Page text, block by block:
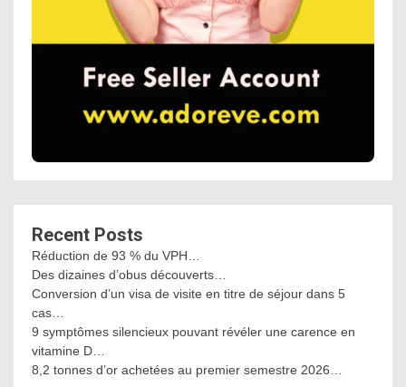
Recent Posts
Réduction de 93 % du VPH…
Des dizaines d’obus découverts…
Conversion d’un visa de visite en titre de séjour dans 5
cas…
9 symptômes silencieux pouvant révéler une carence en
vitamine D…
8,2 tonnes d’or achetées au premier semestre 2026…